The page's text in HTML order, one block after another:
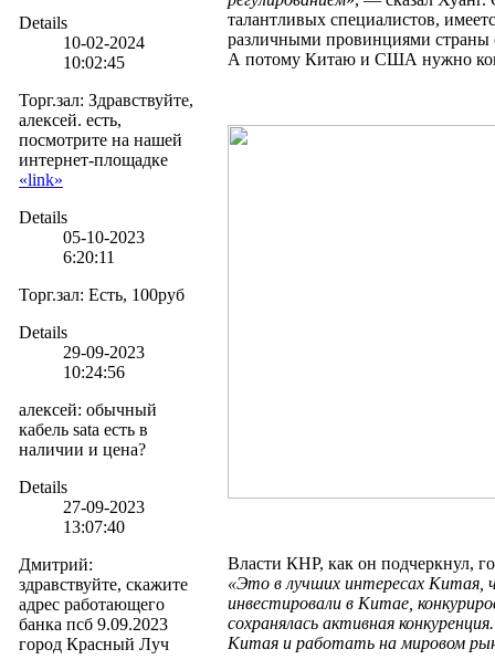
Details
10-02-2024
10:02:45
Торг.зал: Здравствуйте,
алексей. есть,
посмотрите на нашей
интернет-площадке
«link»
Details
05-10-2023
6:20:11
Торг.зал: Есть, 100руб
Details
29-09-2023
10:24:56
алексей: обычный
кабель sata есть в
наличии и цена?
Details
27-09-2023
13:07:40
Дмитрий:
здравствуйте, скажите
адрес работающего
банка псб 9.09.2023
город Красный Луч
талантливых специалистов,
различными провинциями страны
А потому Китаю и США нужно
Власти КНР, как он подчеркнул,
«Это в лучших интересах Китая,
инвестировали в Китае,
сохранялась активная
Китая и работать на мировом